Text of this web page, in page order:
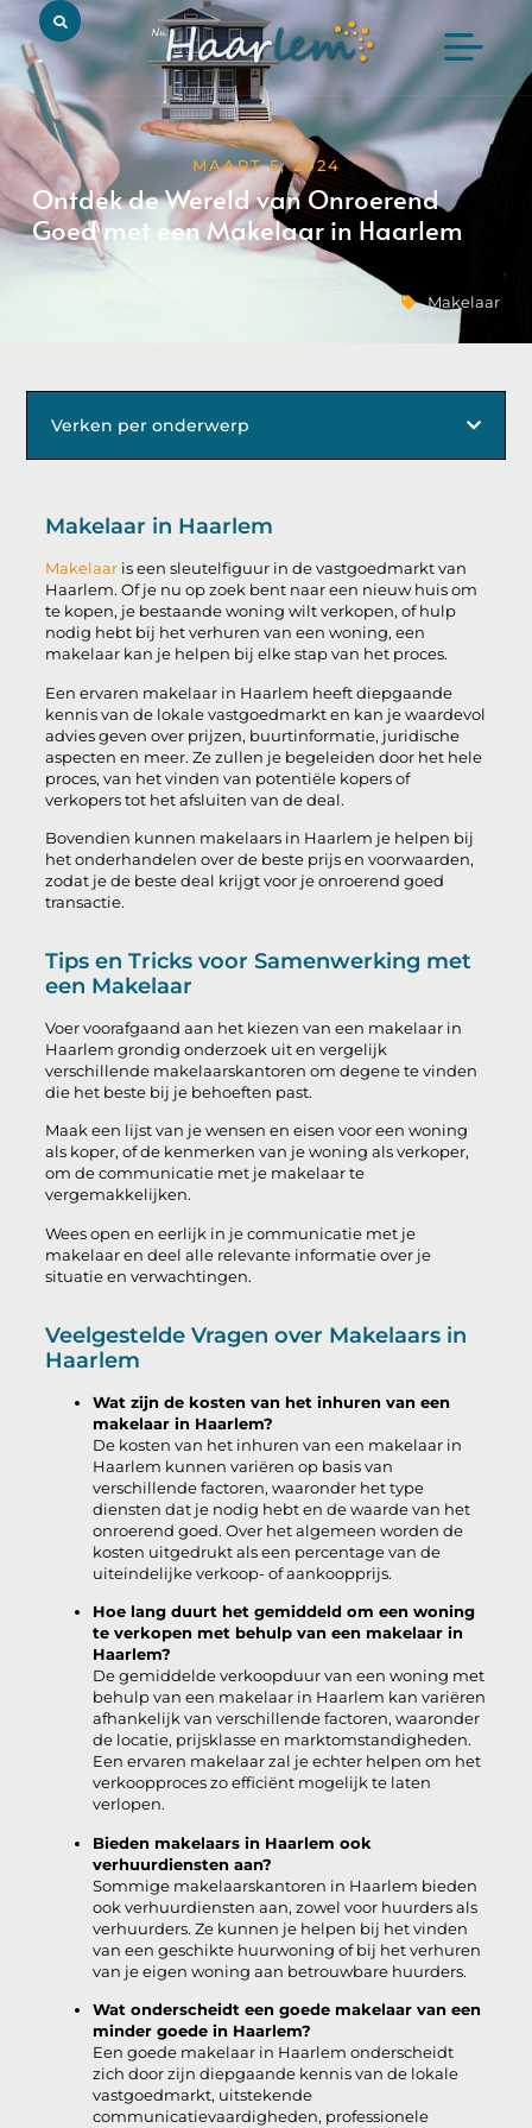
MAART 5, 2024
Ontdek de Wereld van Onroerend
Goed met een Makelaar in Haarlem
Makelaar
Makelaar in Haarlem
Makelaar is een sleutelfiguur in de vastgoedmarkt van
Haarlem. Of je nu op zoek bent naar een nieuw huis om
te kopen, je bestaande woning wilt verkopen, of hulp
nodig hebt bij het verhuren van een woning, een
makelaar kan je helpen bij elke stap van het proces.
Een ervaren makelaar in Haarlem heeft diepgaande
kennis van de lokale vastgoedmarkt en kan je waardevol
advies geven over prijzen, buurtinformatie, juridische
aspecten en meer. Ze zullen je begeleiden door het hele
proces, van het vinden van potentiële kopers of
verkopers tot het afsluiten van de deal.
Bovendien kunnen makelaars in Haarlem je helpen bij
het onderhandelen over de beste prijs en voorwaarden,
zodat je de beste deal krijgt voor je onroerend goed
transactie.
Tips en Tricks voor Samenwerking met
een Makelaar
Voer voorafgaand aan het kiezen van een makelaar in
Haarlem grondig onderzoek uit en vergelijk
verschillende makelaarskantoren om degene te vinden
die het beste bij je behoeften past.
Maak een lijst van je wensen en eisen voor een woning
als koper, of de kenmerken van je woning als verkoper,
om de communicatie met je makelaar te
vergemakkelijken.
Wees open en eerlijk in je communicatie met je
makelaar en deel alle relevante informatie over je
situatie en verwachtingen.
Veelgestelde Vragen over Makelaars in
Haarlem
Wat zijn de kosten van het inhuren van een
makelaar in Haarlem?
De kosten van het inhuren van een makelaar in
Haarlem kunnen variëren op basis van
verschillende factoren, waaronder het type
diensten dat je nodig hebt en de waarde van het
onroerend goed. Over het algemeen worden de
kosten uitgedrukt als een percentage van de
uiteindelijke verkoop- of aankoopprijs.
Hoe lang duurt het gemiddeld om een woning
te verkopen met behulp van een makelaar in
Haarlem?
De gemiddelde verkoopduur van een woning met
behulp van een makelaar in Haarlem kan variëren
afhankelijk van verschillende factoren, waaronder
de locatie, prijsklasse en marktomstandigheden.
Een ervaren makelaar zal je echter helpen om het
verkoopproces zo efficiënt mogelijk te laten
verlopen.
Bieden makelaars in Haarlem ook
verhuurdiensten aan?
Sommige makelaarskantoren in Haarlem bieden
ook verhuurdiensten aan, zowel voor huurders als
verhuurders. Ze kunnen je helpen bij het vinden
van een geschikte huurwoning of bij het verhuren
van je eigen woning aan betrouwbare huurders.
Wat onderscheidt een goede makelaar van een
minder goede in Haarlem?
Een goede makelaar in Haarlem onderscheidt
zich door zijn diepgaande kennis van de lokale
vastgoedmarkt, uitstekende
communicatievaardigheden, professionele
Verken per onderwerp